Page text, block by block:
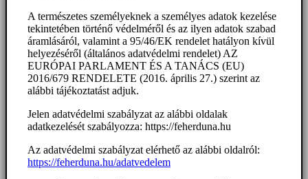
A természetes személyeknek a személyes adatok kezelése
tekintetében történő védelméről és az ilyen adatok szabad
áramlásáról, valamint a 95/46/EK rendelet hatályon kívül
helyezéséről (általános adatvédelmi rendelet) AZ
EURÓPAI PARLAMENT ÉS A TANÁCS (EU)
2016/679 RENDELETE (2016. április 27.) szerint az
alábbi tájékoztatást adjuk.
Jelen adatvédelmi szabályzat az alábbi oldalak
adatkezelését szabályozza: https://feherduna.hu
Az adatvédelmi szabályzat elérhető az alábbi oldalról:
https://feherduna.hu/adatvedelem